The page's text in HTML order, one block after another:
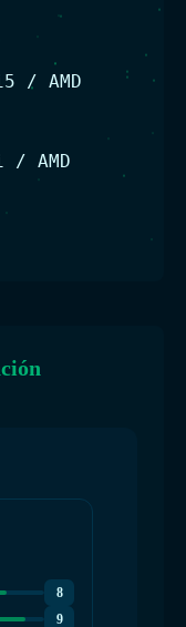
/ AMD
AMD
8
9